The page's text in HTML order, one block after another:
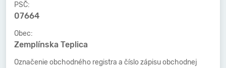
PSČ:
07664
Obec:
Zemplínska Teplica
Označenie obchodného registra a číslo zápisu obchodnej